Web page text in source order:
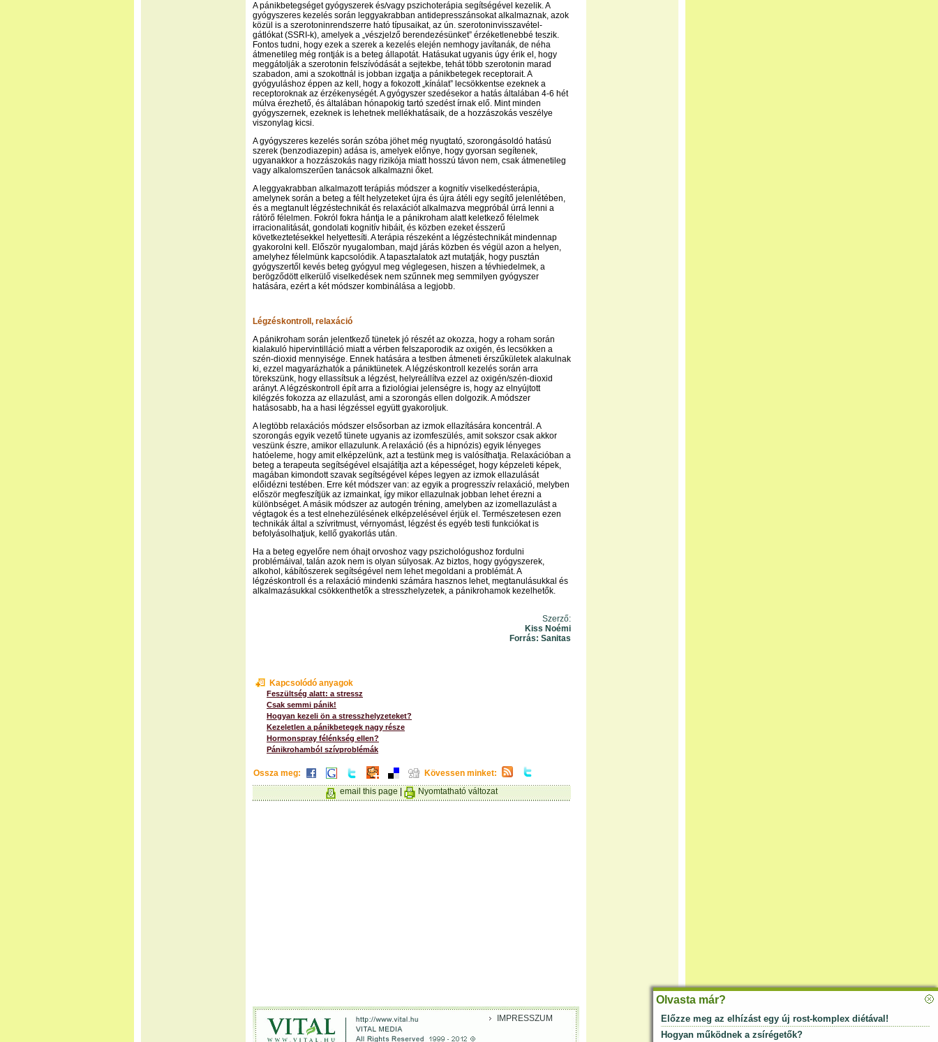
A pánikbetegséget gyógyszerek és/vagy pszichoterápia segítségével kezelik. A
gyógyszeres kezelés során leggyakrabban antidepresszánsokat alkalmaznak, azok
közül is a szerotoninrendszerre ható típusaikat, az ún. szerotoninvisszavétel-
gátlókat (SSRI-k), amelyek a „vészjelző berendezésünket” érzéketlenebbé teszik.
Fontos tudni, hogy ezek a szerek a kezelés elején nemhogy javítanák, de néha
átmenetileg még rontják is a beteg állapotát. Hatásukat ugyanis úgy érik el, hogy
meggátolják a szerotonin felszívódását a sejtekbe, tehát több szerotonin marad
szabadon, ami a szokottnál is jobban izgatja a pánikbetegek receptorait. A
gyógyuláshoz éppen az kell, hogy a fokozott „kínálat” lecsökkentse ezeknek a
receptoroknak az érzékenységét. A gyógyszer szedésekor a hatás általában 4-6 hét
múlva érezhető, és általában hónapokig tartó szedést írnak elő. Mint minden
gyógyszernek, ezeknek is lehetnek mellékhatásaik, de a hozzászokás veszélye
viszonylag kicsi.
A gyógyszeres kezelés során szóba jöhet még nyugtató, szorongásoldó hatású
szerek (benzodiazepin) adása is, amelyek előnye, hogy gyorsan segítenek,
ugyanakkor a hozzászokás nagy rizikója miatt hosszú távon nem, csak átmenetileg
vagy alkalomszerűen tanácsok alkalmazni őket.
A leggyakrabban alkalmazott terápiás módszer a kognitív viselkedésterápia,
amelynek során a beteg a félt helyzeteket újra és újra átéli egy segítő jelenlétében,
és a megtanult légzéstechnikát és relaxációt alkalmazva megpróbál úrrá lenni a
rátörő félelmen. Fokról fokra hántja le a pánikroham alatt keletkező félelmek
irracionalitását, gondolati kognitív hibáit, és közben ezeket ésszerű
következtetésekkel helyettesíti. A terápia részeként a légzéstechnikát mindennap
gyakorolni kell. Először nyugalomban, majd járás közben és végül azon a helyen,
amelyhez félelmünk kapcsolódik. A tapasztalatok azt mutatják, hogy pusztán
gyógyszertől kevés beteg gyógyul meg véglegesen, hiszen a tévhiedelmek, a
berögződött elkerülő viselkedések nem szűnnek meg semmilyen gyógyszer
hatására, ezért a két módszer kombinálása a legjobb.
Légzéskontroll, relaxáció
A pánikroham során jelentkező tünetek jó részét az okozza, hogy a roham során
kialakuló hipervintilláció miatt a vérben felszaporodik az oxigén, és lecsökken a
szén-dioxid mennyisége. Ennek hatására a testben átmeneti érszűkületek alakulnak
ki, ezzel magyarázhatók a pániktünetek. A légzéskontroll kezelés során arra
törekszünk, hogy ellassítsuk a légzést, helyreállítva ezzel az oxigén/szén-dioxid
arányt. A légzéskontroll épít arra a fiziológiai jelenségre is, hogy az elnyújtott
kilégzés fokozza az ellazulást, ami a szorongás ellen dolgozik. A módszer
hatásosabb, ha a hasi légzéssel együtt gyakoroljuk.
A legtöbb relaxációs módszer elsősorban az izmok ellazítására koncentrál. A
szorongás egyik vezető tünete ugyanis az izomfeszülés, amit sokszor csak akkor
veszünk észre, amikor ellazulunk. A relaxáció (és a hipnózis) egyik lényeges
hatóeleme, hogy amit elképzelünk, azt a testünk meg is valósíthatja. Relaxációban a
beteg a terapeuta segítségével elsajátítja azt a képességet, hogy képzeleti képek,
magában kimondott szavak segítségével képes legyen az izmok ellazulását
előidézni testében. Erre két módszer van: az egyik a progresszív relaxáció, melyben
először megfeszítjük az izmainkat, így mikor ellazulnak jobban lehet érezni a
különbséget. A másik módszer az autogén tréning, amelyben az izomellazulást a
végtagok és a test elnehezülésének elképzelésével érjük el. Természetesen ezen
technikák által a szívritmust, vérnyomást, légzést és egyéb testi funkciókat is
befolyásolhatjuk, kellő gyakorlás után.
Ha a beteg egyelőre nem óhajt orvoshoz vagy pszichológushoz fordulni
problémáival, talán azok nem is olyan súlyosak. Az biztos, hogy gyógyszerek,
alkohol, kábítószerek segítségével nem lehet megoldani a problémát. A
légzéskontroll és a relaxáció mindenki számára hasznos lehet, megtanulásukkal és
alkalmazásukkal csökkenthetők a stresszhelyzetek, a pánikrohamok kezelhetők.
Szerző:
Kiss Noémi
Forrás: Sanitas
Kapcsolódó anyagok
Feszültség alatt: a stressz
Csak semmi pánik!
Hogyan kezeli ön a stresszhelyzeteket?
Kezeletlen a pánikbetegek nagy része
Hormonspray félénkség ellen?
Pánikrohamból szívproblémák
Ossza meg:
Kövessen minket:
email this page
Nyomtatható változat
Olvasta már?
Előzze meg az elhízást egy új rost-komplex diétával!
Hogyan működnek a zsírégetők?
IMPRESSZUM